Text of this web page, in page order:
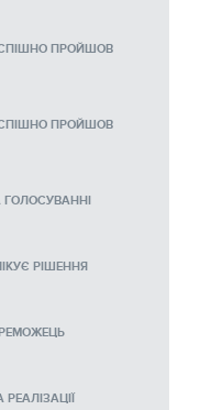
ПРОЙШОВ
ПРОЙШОВ
РІШЕННЯ